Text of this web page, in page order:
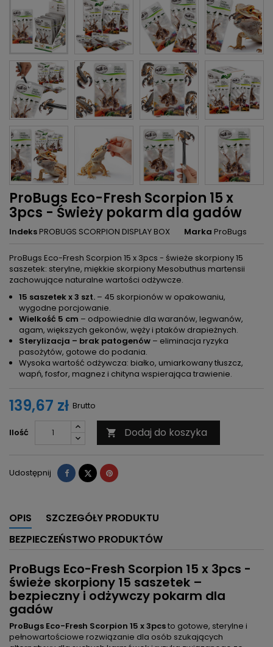
ProBugs Eco-Fresh Scorpion 15 x
3pcs - Świeży pokarm dla gadów
IndeksPROBUGS SCORPION DISPLAY BOX Marka ProBugs
ProBugs Eco-Fresh Scorpion 15 x 3pcs - świeże skorpiony 15
saszetek: sterylne, miękkie skorpiony Mesobuthus martensii
zachowujące naturalne wartości odżywcze.
15 saszetek x 3 szt. – 45 skorpionów w opakowaniu,
wygodne porcjowanie.
Wielkość 5 cm – odpowiednie dla waranów, legwanów,
agam, większych gekonów, węży i ptaków drapieżnych.
Sterylizacja – brak patogenów – eliminacja ryzyka
pasożytów, gotowe do podania.
Wysoka wartość odżywcza: białko, umiarkowany tłuszcz,
wapń, fosfor, magnez i chityna wspierająca trawienie.
139,67 zł Brutto
Ilość  Dodaj do koszyka
Udostępnij Udostępnij
TweetujPinterest
OPIS
SZCZEGÓŁY PRODUKTU
BEZPIECZEŃSTWO PRODUKTÓW
ProBugs Eco-Fresh Scorpion 15 x 3pcs -
świeże skorpiony 15 saszetek –
bezpieczny i odżywczy pokarm dla
gadów
ProBugs Eco-Fresh Scorpion 15 x 3pcsto gotowe, sterylne i
pełnowartościowe rozwiązanie dla osób szukających